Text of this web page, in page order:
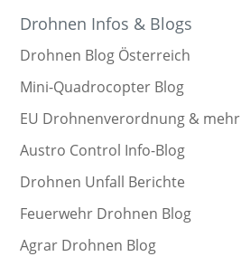
Drohnen Infos & Blogs
Drohnen Blog Österreich
Mini-Quadrocopter Blog
EU Drohnenverordnung & mehr
Austro Control Info-Blog
Drohnen Unfall Berichte
Feuerwehr Drohnen Blog
Agrar Drohnen Blog